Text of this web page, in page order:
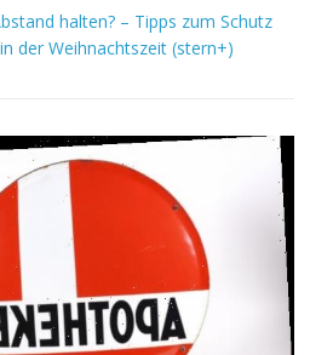
halten? – Tipps zum Schutz
der Weihnachtszeit (stern+)